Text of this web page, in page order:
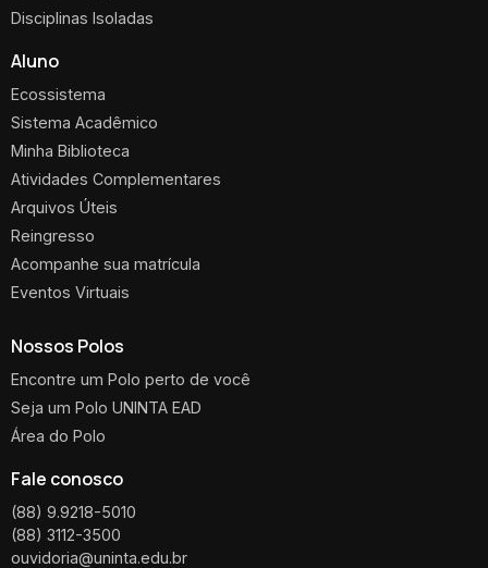
Disciplinas Isoladas
Aluno
Ecossistema
Sistema Acadêmico
Minha Biblioteca
Atividades Complementares
Arquivos Úteis
Reingresso
Acompanhe sua matrícula
Eventos Virtuais
Nossos Polos
Encontre um Polo perto de você
Seja um Polo UNINTA EAD
Área do Polo
Fale conosco
(88) 9.9218-5010
(88) 3112-3500
ouvidoria@uninta.edu.br